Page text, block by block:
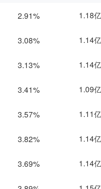
2.91% 1.18亿
3.08% 1.14亿
3.13% 1.14亿
3.41% 1.09亿
3.57% 1.11亿
3.82% 1.14亿
3.69% 1.14亿